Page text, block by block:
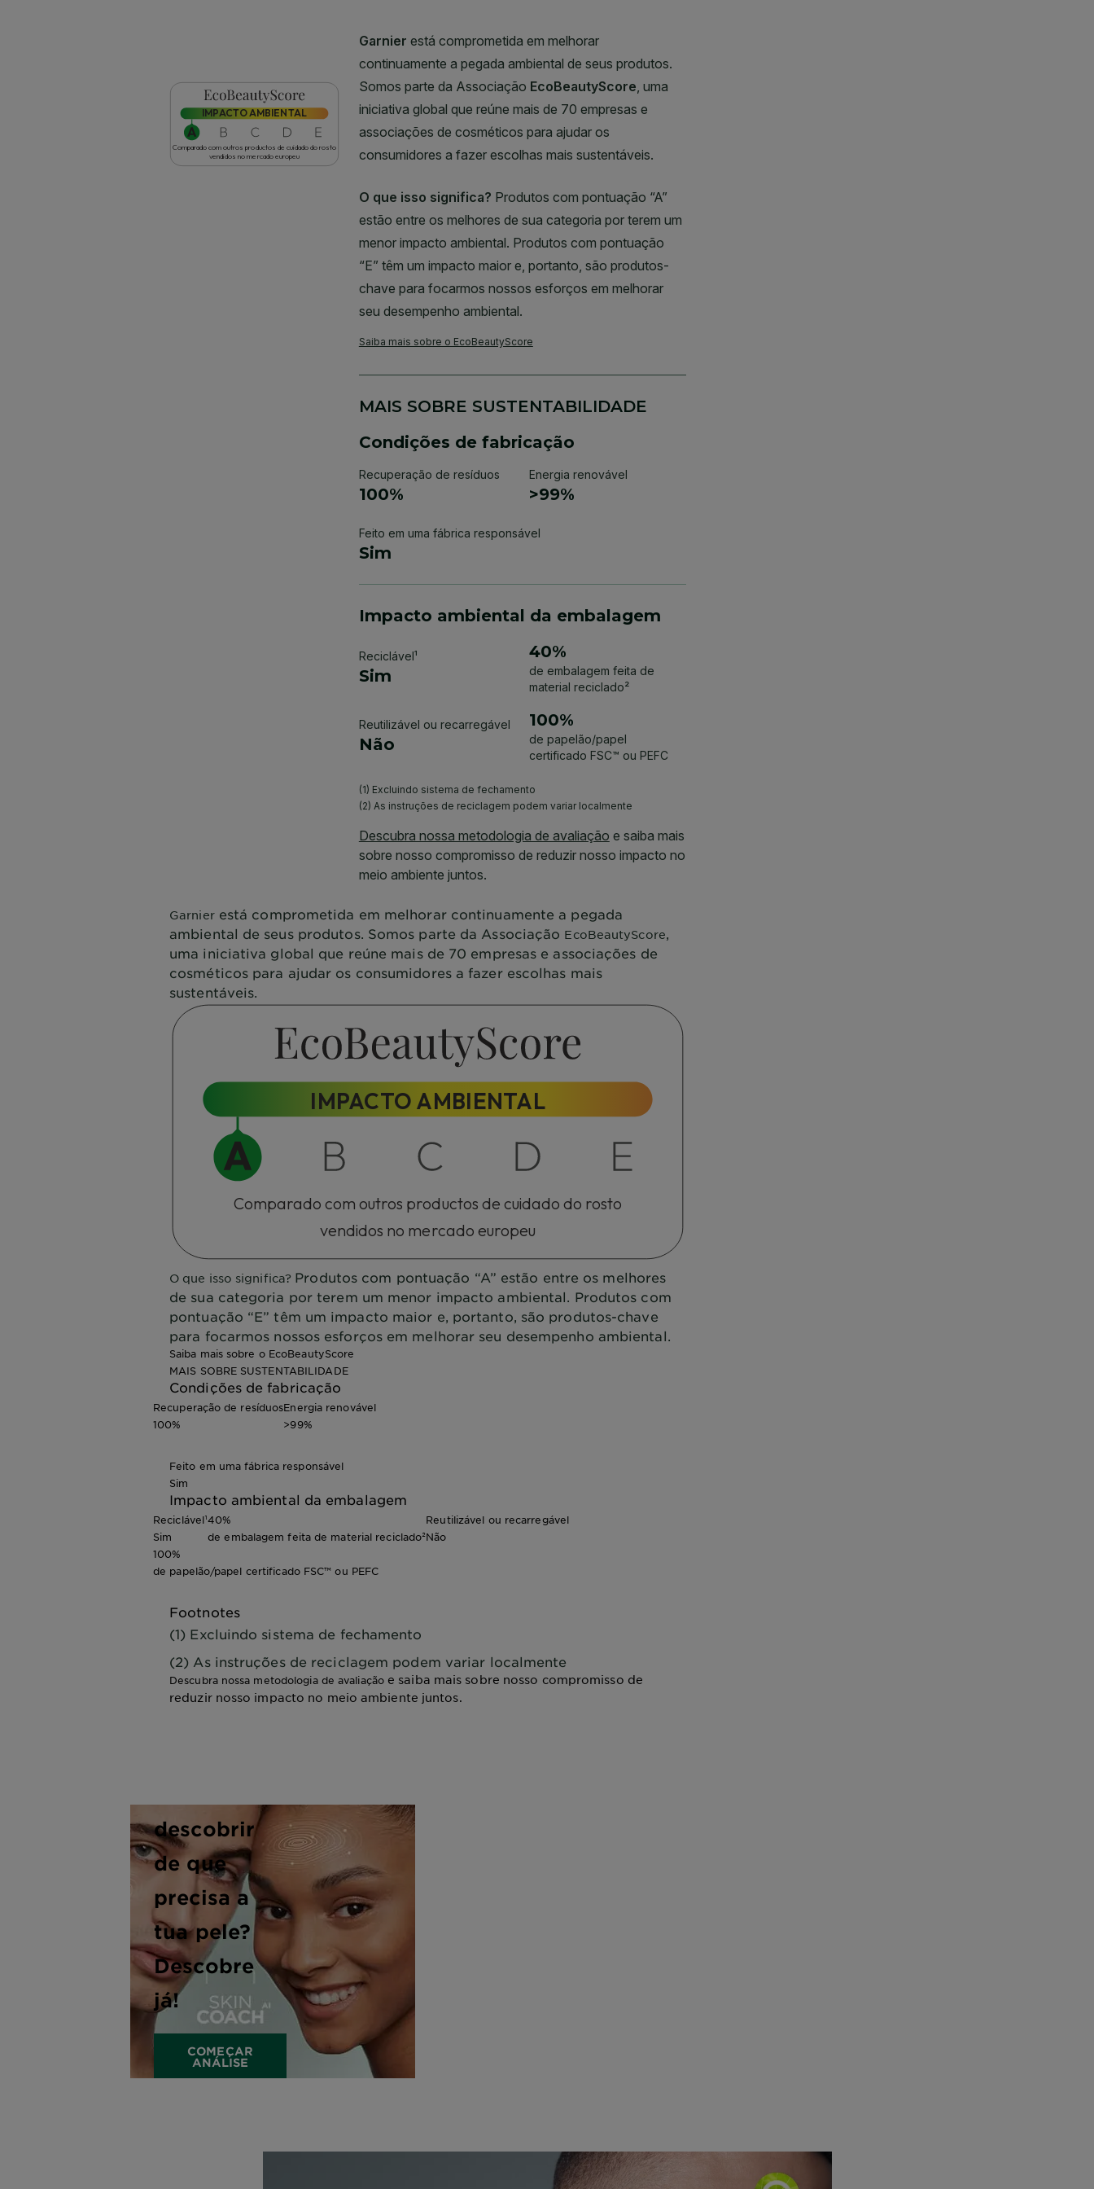
DERMATOLÓGICO *Teste clínico, 37 voluntários, 3
semanas de utilização. **Teste de consumidor, 155
voluntários. ****Teste clínico, 81 voluntários.
suavemente. Utilizar de manhã e à noite como
está comprometida com uma beleza mais
ecológica (1), Fórmula vegan aprovada pela
Cruelty-Free International (2), Embalagem
fabricada com 25% de vidro reciclado (3),
Produzida numa fábrica que atingiu 100% de
energia renovável (4). (1) Mais informações em
Garnierestá comprometida em melhorar continuamente a pegada
ambiental de seus produtos. Somos parte da Associação EcoBeautyScore,
uma iniciativa global que reúne mais de 70 empresas e associações de
cosméticos para ajudar os consumidores a fazer escolhas mais
sustentáveis.
IMPACTO AMBIENTAL
Comparado com outros productos de cuidado do rosto
vendidos no mercado europeu
O que isso significa? Produtos com pontuação “A” estão entre os melhores
de sua categoria por terem um menor impacto ambiental. Produtos com
pontuação “E” têm um impacto maior e, portanto, são produtos-chave
para focarmos nossos esforços em melhorar seu desempenho ambiental.
Saiba mais sobre o EcoBeautyScore
MAIS SOBRE SUSTENTABILIDADE
Condições de fabricação
Recuperação de resíduos
100%
Energia renovável
>99%
Feito em uma fábrica responsável
Sim
Impacto ambiental da embalagem
Reciclável¹
Sim
40%
de embalagem feita de material reciclado²
Reutilizável ou recarregável
Não
100%
de papelão/papel certificado FSC™ ou PEFC
Footnotes
(1) Excluindo sistema de fechamento
(2) As instruções de reciclagem podem variar localmente
Descubra nossa metodologia de avaliaçãoe saiba mais sobre nosso compromisso de
reduzir nosso impacto no meio ambiente juntos.
descobrir
de que
precisa a
tua pele?
Descobre
já!
COMEÇAR
ANÁLISE